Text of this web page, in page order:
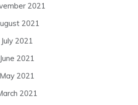
2021
2021
July 2021
June 2021
May 2021
2021